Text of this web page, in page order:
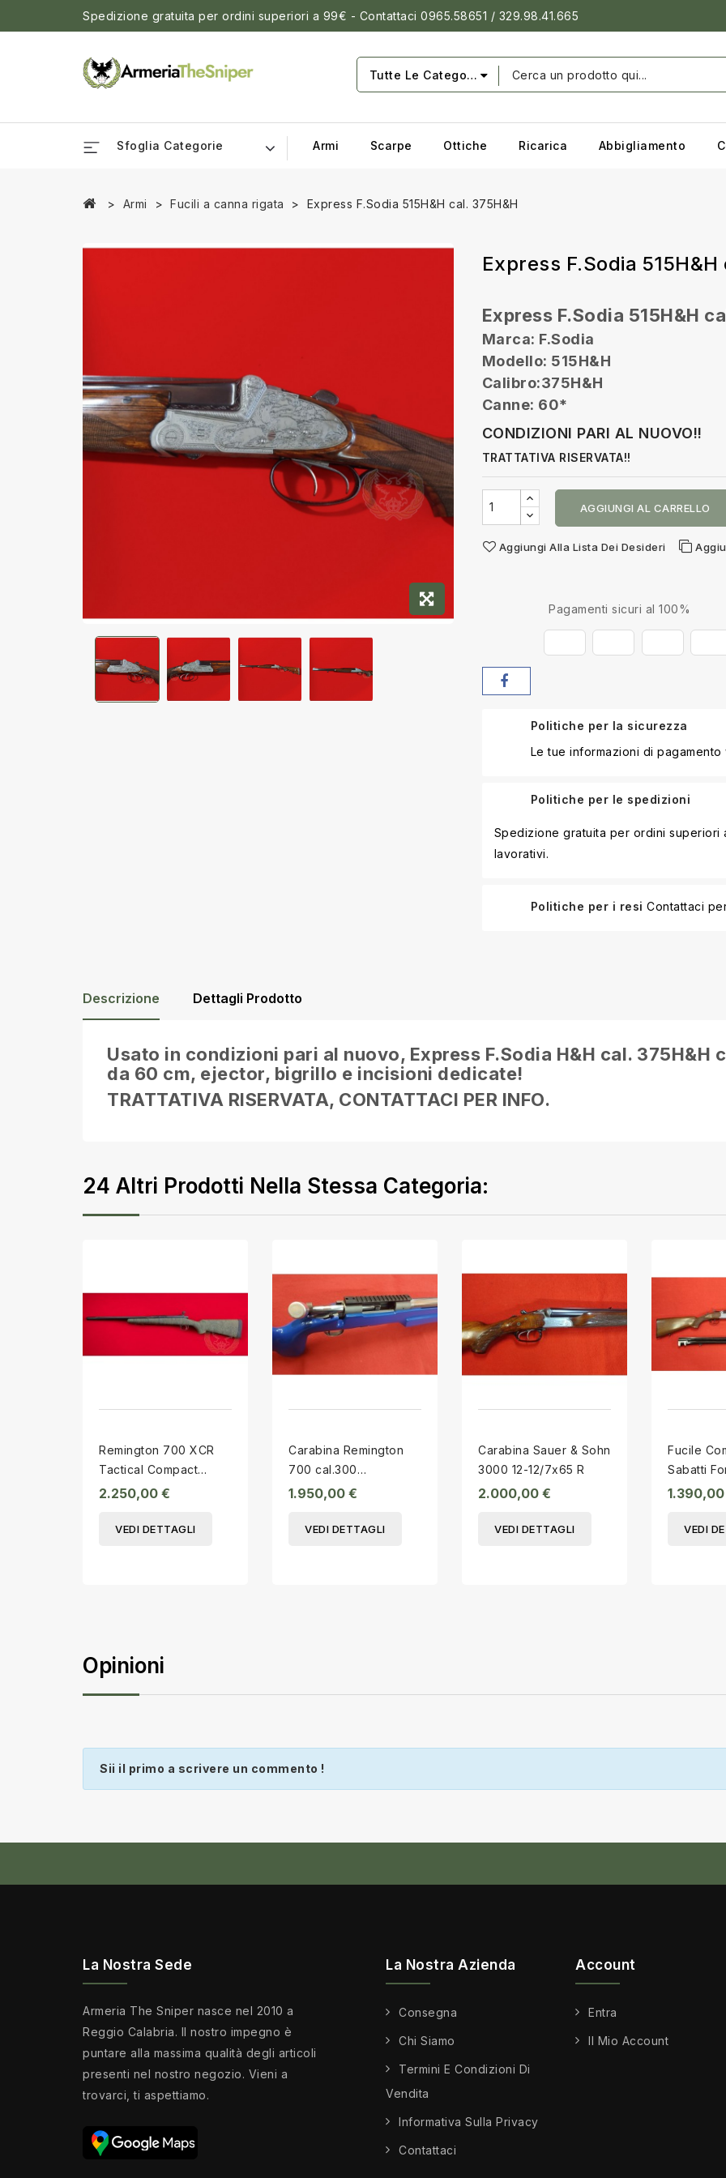
Spedizione gratuita per ordini superiori a 99€ - Contattaci 0965.58651 / 329.98.41.665
Tutte Le Categorie
Sfoglia Categorie Armi Scarpe Ottiche Ricarica Abbigliamento
Armi Fucili a canna rigata Express F.Sodia 515H&H cal. 375H&H
Express F.Sodia
Express F.Sodia 515H&H
Marca: F.Sodia
Modello: 515H&H
Calibro:375H&H
Canne: 60*
CONDIZIONI PARI AL NUOVO!!
TRATTATIVA RISERVATA!!
AGGIUNGI AL CARRELLO
Aggiungi Alla Lista Dei Desideri
Pagamenti sicuri al 100%
Politiche per la sicurezza
Le tue informazioni di
Politiche per le spedizioni
Spedizione gratuita per ordini superiori
lavorativi.
Politiche per i resi Contattaci
Descrizione Dettagli Prodotto
Usato in condizioni pari al nuovo, Express F.Sodia H&H cal. 375H&H
da 60 cm, ejector, bigrillo e incisioni dedicate!
TRATTATIVA RISERVATA, CONTATTACI PER INFO.
24 Altri Prodotti Nella Stessa Categoria:
Remington 700 XCR
Tactical Compact
308W
2.250,00 €
VEDI DETTAGLI
Carabina Remington
700 cal.300
Winchester Magnum
1.950,00 €
VEDI DETTAGLI
Carabina Sauer & Sohn
3000 12-12/7x65 R
2.000,00 €
VEDI DETTAGLI
Fucile
Sabatti
cal.20/
VEDI
Opinioni
Sii il primo a scrivere un commento !
La Nostra Sede
Armeria The Sniper nasce nel 2010 a
Reggio Calabria. Il nostro impegno è
puntare alla massima qualità degli articoli
presenti nel nostro negozio. Vieni a
trovarci, ti aspettiamo.
La Nostra Azienda
Consegna
Chi Siamo
Termini E Condizioni Di
Vendita
Informativa Sulla Privacy
Contattaci
Account
Entra
Il Mio Account